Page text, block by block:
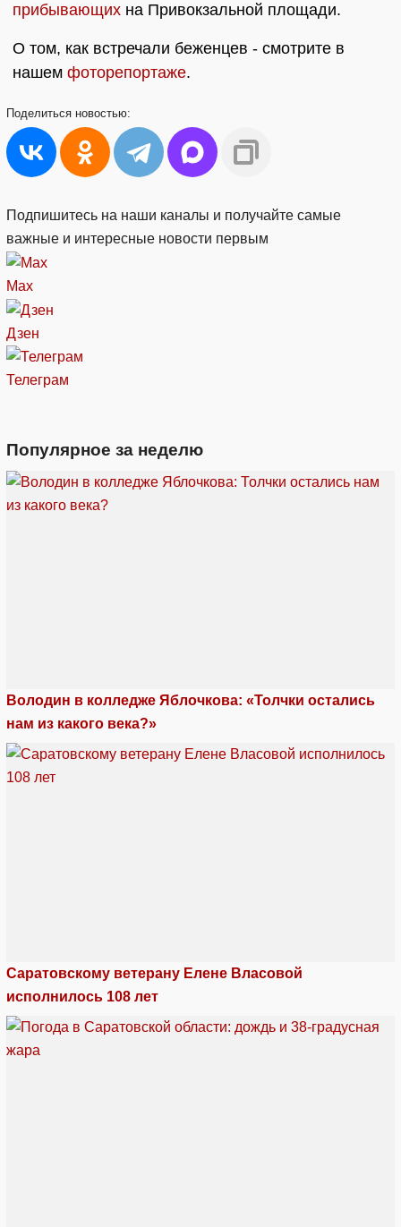
прибывающих на Привокзальной площади.
О том, как встречали беженцев - смотрите в
нашем фоторепортаже.
Поделиться новостью:
Подпишитесь на наши каналы и получайте самые
важные и интересные новости первым
Max
Дзен
Телеграм
Популярное за неделю
Володин в колледже Яблочкова: «Толчки остались
нам из какого века?»
Саратовскому ветерану Елене Власовой
исполнилось 108 лет